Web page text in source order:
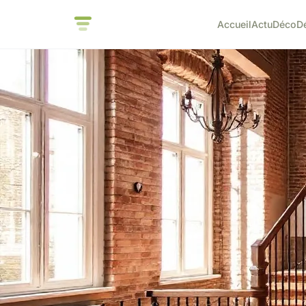
AccueilActuDéco